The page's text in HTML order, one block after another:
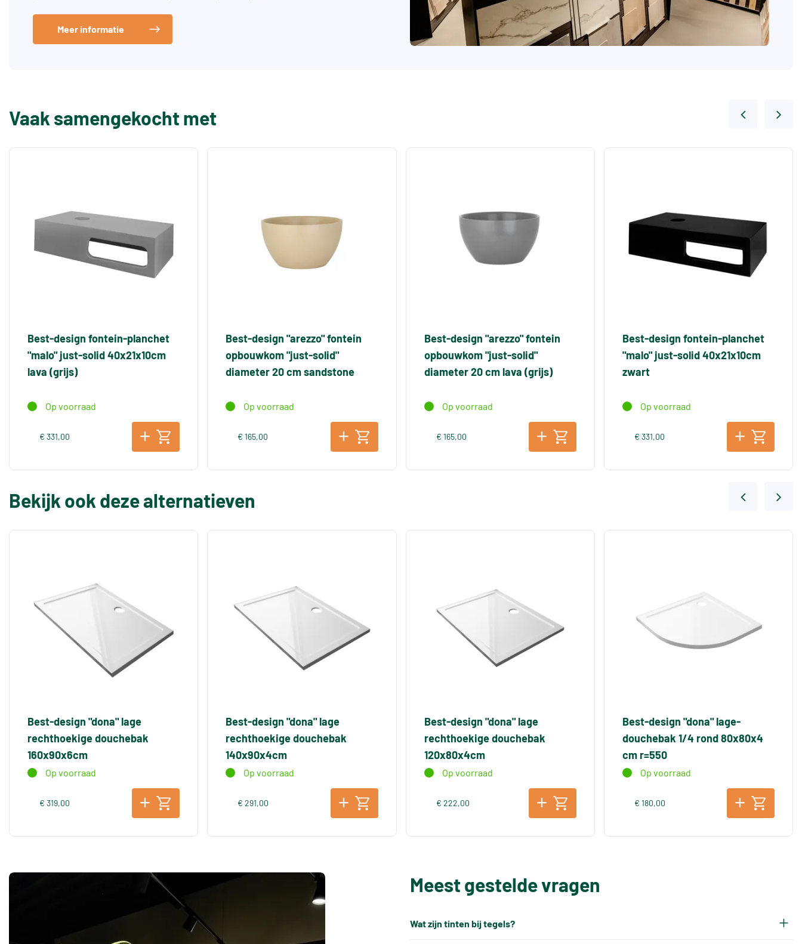
Meer informatie
Vaak samengekocht met
Best-design fontein-planchet
"malo" just-solid 40x21x10cm
lava (grijs)
Op voorraad
€ 331,00
Best-design "arezzo" fontein
opbouwkom "just-solid"
diameter 20 cm sandstone
Op voorraad
€ 165,00
Best-design "arezzo" fontein
opbouwkom "just-solid"
diameter 20 cm lava (grijs)
Op voorraad
€ 165,00
Best-design fontein-planchet
"malo" just-solid 40x21x10cm
zwart
Op voorraad
€ 331,00
Bekijk ook deze alternatieven
Best-design "dona" lage
rechthoekige douchebak
160x90x6cm
Op voorraad
€ 319,00
Best-design "dona" lage
rechthoekige douchebak
140x90x4cm
Op voorraad
€ 291,00
Best-design "dona" lage
rechthoekige douchebak
120x80x4cm
Op voorraad
€ 222,00
Best-design "dona" lage-
douchebak 1/4 rond 80x80x4
cm r=550
Op voorraad
€ 180,00
Meest gestelde vragen
Wat zijn tinten bij tegels?